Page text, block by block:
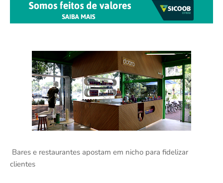
Bares e restaurantes apostam em nicho para fidelizar
clientes